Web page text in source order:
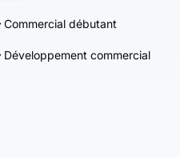
Commercial débutant
Développement commercial